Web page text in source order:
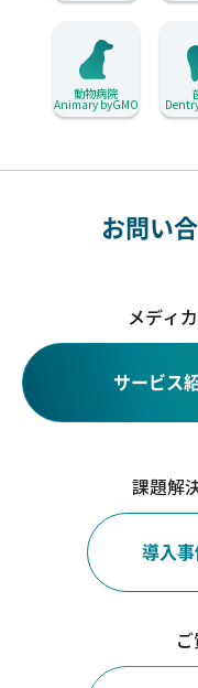
動物病院
Animary byGMO
お問い
メディ
サービス
課題解
導入